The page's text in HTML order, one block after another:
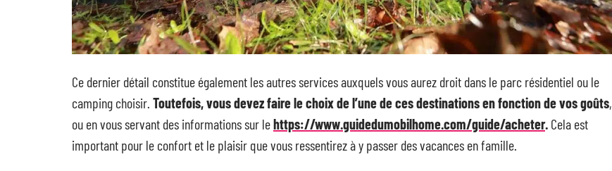
Ce dernier détail constitue également les autres services auxquels vous aurez droit dans le parc résidentiel ou le
camping choisir. Toutefois, vous devez faire le choix de l’une de ces destinations en fonction de vos goûts,
ou en vous servant des informations sur lehttps://www.guidedumobilhome.com/guide/acheter. Cela est
important pour le confort et le plaisir que vous ressentirez à y passer des vacances en famille.